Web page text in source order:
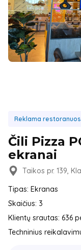
Reklama
Čili Pizza
ekranai
Taikos pr. 139,
Tipas: Ekranas
Skaičius: 3
Klientų srautas: 636
Techninius